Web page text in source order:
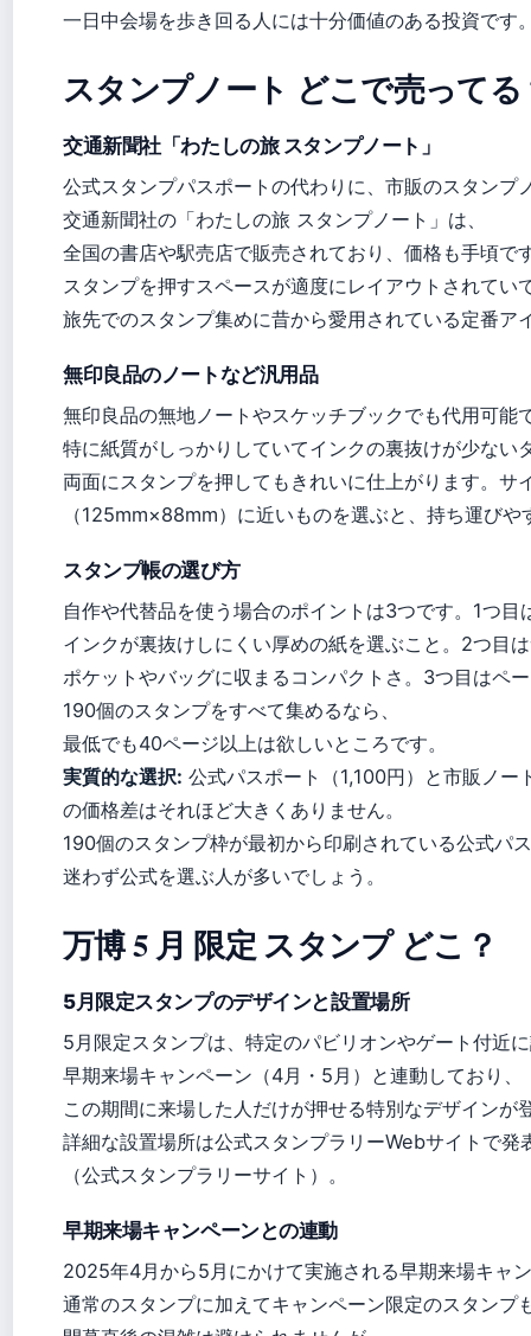
一日中会場を歩き回る人には十分価値のある投資です
スタンプノート どこで売ってる
交通新聞社「わたしの旅 スタンプノート」
公式スタンプパスポートの代わりに、市販のスタンプ
交通新聞社の「わたしの旅 スタンプノート」は、
全国の書店や駅売店で販売されており、価格も手頃で
スタンプを押すスペースが適度にレイアウトされてい
旅先でのスタンプ集めに昔から愛用されている定番ア
無印良品のノートなど汎用品
無印良品の無地ノートやスケッチブックでも代用可能
特に紙質がしっかりしていてインクの裏抜けが少ない
両面にスタンプを押してもきれいに仕上がります。サ
（125mm×88mm）に近いものを選ぶと、持ち運びや
スタンプ帳の選び方
自作や代替品を使う場合のポイントは3つです。1つ
インクが裏抜けしにくい厚めの紙を選ぶこと。2つ目
ポケットやバッグに収まるコンパクトさ。3つ目はペ
190個のスタンプをすべて集めるなら、
最低でも40ページ以上は欲しいところです。
実質的な選択: 公式パスポート（1,100円）と市販ノ
の価格差はそれほど大きくありません。
190個のスタンプ枠が最初から印刷されている公式パ
迷わず公式を選ぶ人が多いでしょう。
万博 5 月 限定 スタンプ どこ？
5月限定スタンプのデザインと設置場所
5月限定スタンプは、特定のパビリオンやゲート付近
早期来場キャンペーン（4月・5月）と連動しており、
この期間に来場した人だけが押せる特別なデザインが
詳細な設置場所は公式スタンプラリーWebサイトで発
（公式スタンプラリーサイト）。
早期来場キャンペーンとの連動
2025年4月から5月にかけて実施される早期来場キャ
通常のスタンプに加えてキャンペーン限定のスタンプ